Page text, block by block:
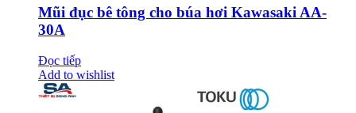
Mũi đục bê tông cho búa hơi Kawasaki AA-
30A
Đọc tiếp
Add to wishlist